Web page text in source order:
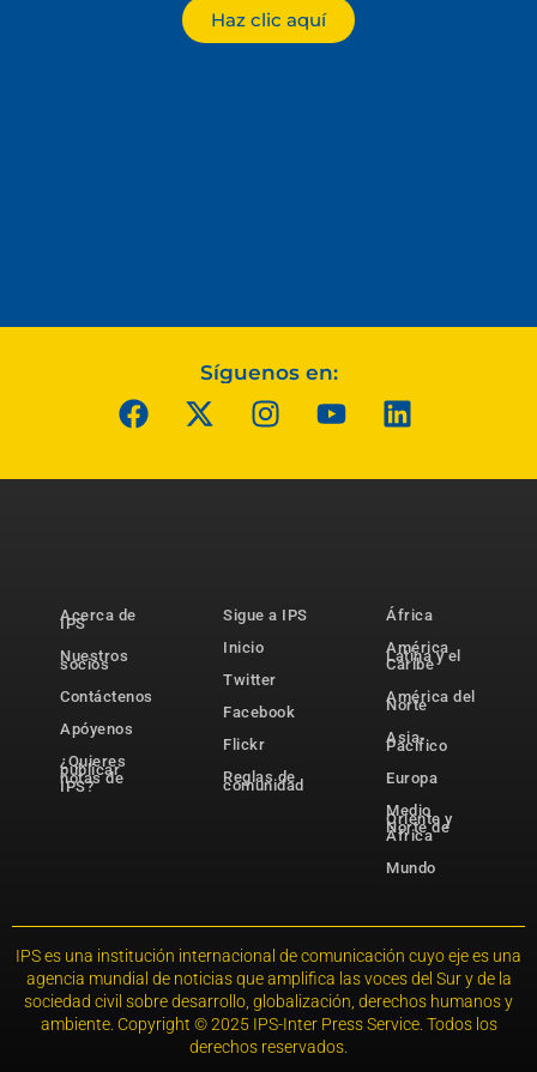
Haz clic aquí
Síguenos en:
Acerca de
IPS
Nuestros
socios
Contáctenos
Apóyenos
¿Quieres
publicar
notas de
IPS?
Sigue a IPS
Inicio
Twitter
Facebook
Flickr
Reglas de
comunidad
África
América
Latina y el
Caribe
América del
Norte
Asia-
Pacífico
Europa
Medio
Oriente y
Norte de
África
Mundo
IPS es una institución internacional de comunicación cuyo eje es una
agencia mundial de noticias que amplifica las voces del Sur y de la
sociedad civil sobre desarrollo, globalización, derechos humanos y
ambiente. Copyright © 2025 IPS-Inter Press Service. Todos los
derechos reservados.